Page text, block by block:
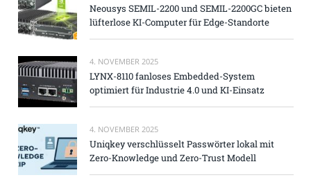
Neousys SEMIL-2200 und SEMIL-2200GC bieten
lüfterlose KI-Computer für Edge-Standorte
4. NOVEMBER 2025
LYNX-8110 fanloses Embedded-System
optimiert für Industrie 4.0 und KI-Einsatz
4. NOVEMBER 2025
Uniqkey verschlüsselt Passwörter lokal mit
Zero-Knowledge und Zero-Trust Modell